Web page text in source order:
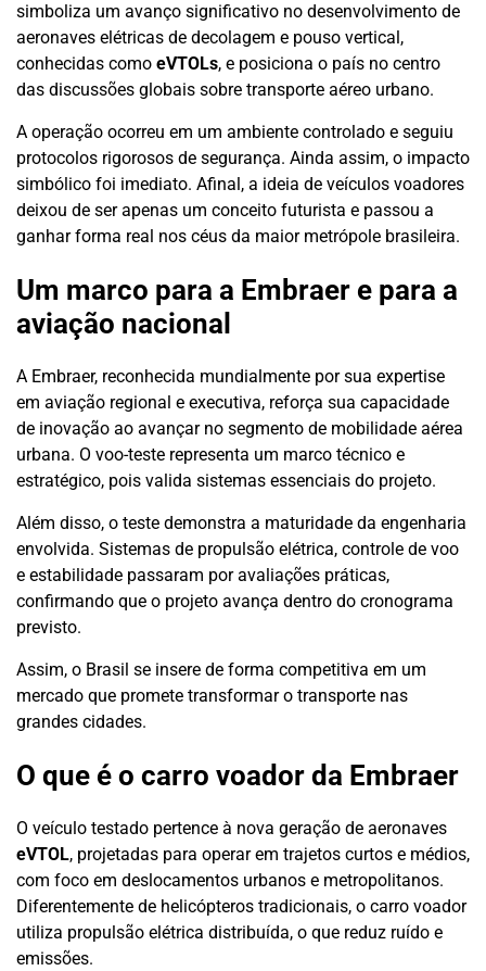
simboliza um avanço significativo no desenvolvimento de
aeronaves elétricas de decolagem e pouso vertical,
conhecidas como eVTOLs, e posiciona o país no centro
das discussões globais sobre transporte aéreo urbano.
A operação ocorreu em um ambiente controlado e seguiu
protocolos rigorosos de segurança. Ainda assim, o impacto
simbólico foi imediato. Afinal, a ideia de veículos voadores
deixou de ser apenas um conceito futurista e passou a
ganhar forma real nos céus da maior metrópole brasileira.
Um marco para a Embraer e para a
aviação nacional
A Embraer, reconhecida mundialmente por sua expertise
em aviação regional e executiva, reforça sua capacidade
de inovação ao avançar no segmento de mobilidade aérea
urbana. O voo-teste representa um marco técnico e
estratégico, pois valida sistemas essenciais do projeto.
Além disso, o teste demonstra a maturidade da engenharia
envolvida. Sistemas de propulsão elétrica, controle de voo
e estabilidade passaram por avaliações práticas,
confirmando que o projeto avança dentro do cronograma
previsto.
Assim, o Brasil se insere de forma competitiva em um
mercado que promete transformar o transporte nas
grandes cidades.
O que é o carro voador da Embraer
O veículo testado pertence à nova geração de aeronaves
eVTOL, projetadas para operar em trajetos curtos e médios,
com foco em deslocamentos urbanos e metropolitanos.
Diferentemente de helicópteros tradicionais, o carro voador
utiliza propulsão elétrica distribuída, o que reduz ruído e
emissões.